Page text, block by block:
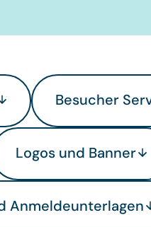
Besucher
Logos und Banner
Anmeldeunterlagen